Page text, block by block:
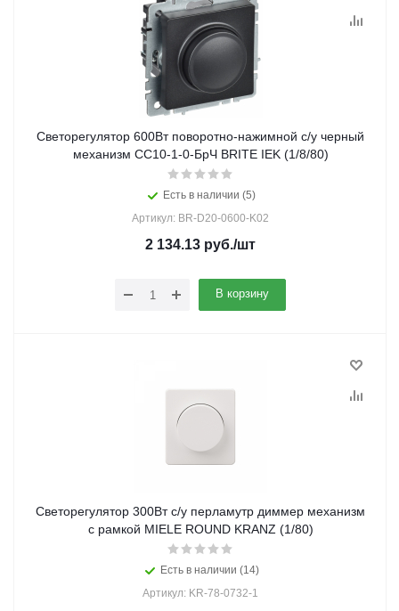
Светорегулятор 600Вт поворотно-нажимной с/у черный
механизм СС10-1-0-БрЧ BRITE IEK (1/8/80)
Есть в наличии (5)
Артикул: BR-D20-0600-K02
2 134.13 руб./шт
В корзину
Светорегулятор 300Вт с/у перламутр диммер механизм
с рамкой MIELE ROUND KRANZ (1/80)
Есть в наличии (14)
Артикул: KR-78-0732-1